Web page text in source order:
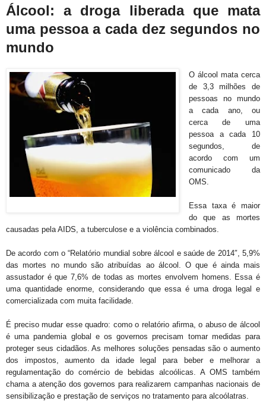
Álcool: a droga liberada que mata
uma pessoa a cada dez segundos no
mundo
O álcool mata cerca
de 3,3 milhões de
pessoas no mundo
a cada ano, ou
cerca de uma
pessoa a cada 10
segundos, de
acordo com um
comunicado da
OMS.
Essa taxa é maior
do que as mortes
causadas pela AIDS, a tuberculose e a violência combinados.
De acordo com o “Relatório mundial sobre álcool e saúde de 2014″, 5,9%
das mortes no mundo são atribuídas ao álcool. O que é ainda mais
assustador é que 7,6% de todas as mortes envolvem homens. Essa é
uma quantidade enorme, considerando que essa é uma droga legal e
comercializada com muita facilidade.
É preciso mudar esse quadro: como o relatório afirma, o abuso de álcool
é uma pandemia global e os governos precisam tomar medidas para
proteger seus cidadãos. As melhores soluções pensadas são o aumento
dos impostos, aumento da idade legal para beber e melhorar a
regulamentação do comércio de bebidas alcoólicas. A OMS também
chama a atenção dos governos para realizarem campanhas nacionais de
sensibilização e prestação de serviços no tratamento para alcoólatras.